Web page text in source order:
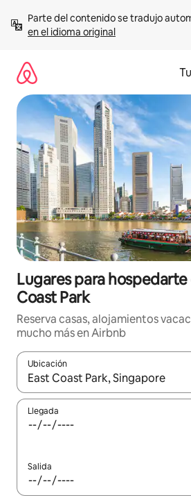
contenido
Parte del contenido se tradujo
en el idioma original
Lugares para
Coast Park
Reserva casas, alojamientos
mucho más en Airbnb
Ubicación
Cuando los resultados estén
Llegada
Salida